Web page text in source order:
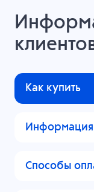
Как купить
Информация
Способы